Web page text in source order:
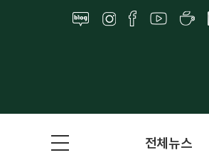
전체뉴스